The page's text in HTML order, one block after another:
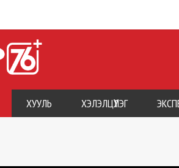
ХУУЛЬ ХЭЛЭЛЦҮҮЛЭГ